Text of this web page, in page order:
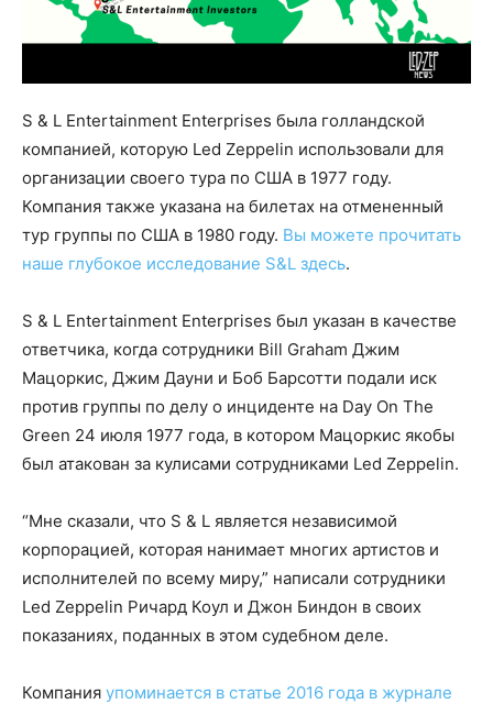
S & L Entertainment Enterprises была голландской
компанией, которую Led Zeppelin использовали для
организации своего тура по США в 1977 году.
Компания также указана на билетах на отмененный
тур группы по США в 1980 году. Вы можете прочитать
наше глубокое исследование S&L здесь.
S & L Entertainment Enterprises был указан в качестве
ответчика, когда сотрудники Bill Graham Джим
Мацоркис, Джим Дауни и Боб Барсотти подали иск
против группы по делу о инциденте на Day On The
Green 24 июля 1977 года, в котором Мацоркис якобы
был атакован за кулисами сотрудниками Led Zeppelin.
“Мне сказали, что S & L является независимой
корпорацией, которая нанимает многих артистов и
исполнителей по всему миру,” написали сотрудники
Led Zeppelin Ричард Коул и Джон Биндон в своих
показаниях, поданных в этом судебном деле.
Компания упоминается в статье 2016 года в журнале